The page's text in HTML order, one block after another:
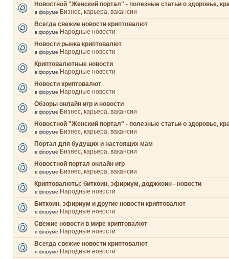
Новостной "Женский портал" - полезные статьи о здоровье,
в форуме Бизнес, карьера, вакансии
Всегда свежие новости криптовалют
в форуме Народные новости
Новости рынка криптовалют
в форуме Народные новости
Криптовалютные новости
в форуме Народные новости
Новости криптовалют
в форуме Народные новости
Обзоры онлайн игр и новости
в форуме Бизнес, карьера, вакансии
Новостной "Женский портал" - полезные статьи о здоровье,
в форуме Бизнес, карьера, вакансии
Портал для будущих и настоящих мам
в форуме Бизнес, карьера, вакансии
Новостной портал онлайн игр
в форуме Бизнес, карьера, вакансии
Криптовалюты: биткоин, эфириум, доджкоин - новости
в форуме Народные новости
Биткоин, эфириум и другие новости криптовалют
в форуме Народные новости
Свежие новости в мире криптовалют
в форуме Народные новости
Всегда свежие новости криптовалют
в форуме Народные новости